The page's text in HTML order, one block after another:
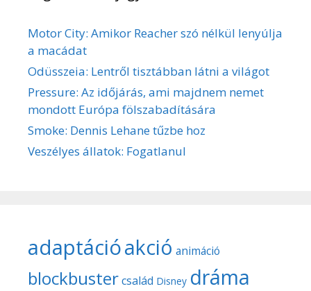
Motor City: Amikor Reacher szó nélkül lenyúlja
a macádat
Odüsszeia: Lentről tisztábban látni a világot
Pressure: Az időjárás, ami majdnem nemet
mondott Európa fölszabadítására
Smoke: Dennis Lehane tűzbe hoz
Veszélyes állatok: Fogatlanul
adaptációakció animáció
blockbustercsalád Disney dráma